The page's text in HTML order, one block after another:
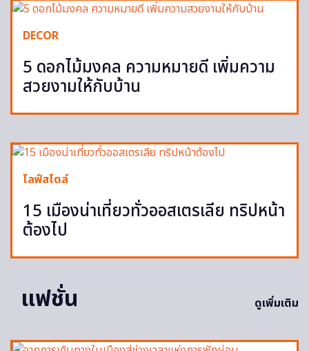
DECOR
5 ดอกไม้มงคล ความหมายดี เพิ่มความ
สวยงามให้กับบ้าน
ไลฟ์สไตล์
15 เมืองน่าเที่ยวทั่วออสเตรเลีย ทริปหน้า
ต้องไป
แฟชั่น ดูเพิ่มเติม